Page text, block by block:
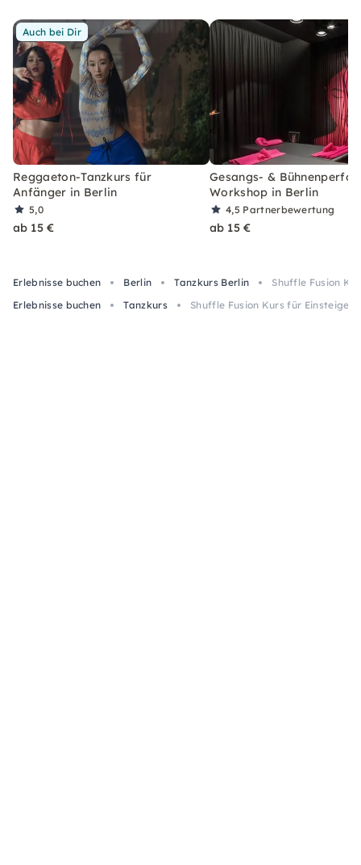
Auch bei Dir
Reggaeton-Tanzkurs für
Anfänger in Berlin
5,0
ab 15 €
Gesangs- &
Workshop in Berlin
4,5 Partnerbewertung
ab 15 €
Erlebnisse buchen Berlin Tanzkurs Berlin
Shuffle Fusion
Erlebnisse buchen
Tanzkurs Shuffle Fusion Kurs für Einsteiger